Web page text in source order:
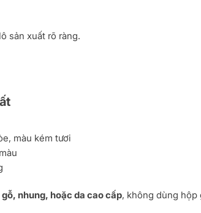
sản xuất rõ ràng.
màu kém tươi
gỗ, nhung, hoặc da cao cấp, không dùng hộp